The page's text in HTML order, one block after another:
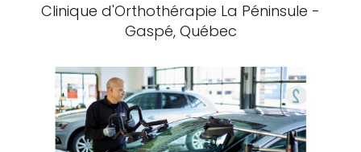
Clinique d'Orthothérapie La Péninsule -
Gaspé, Québec